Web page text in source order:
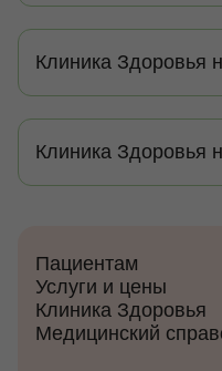
Клиника Здоровья
Клиника Здоровья
Пациентам
Услуги и цены
Клиника Здоровья
Медицинский